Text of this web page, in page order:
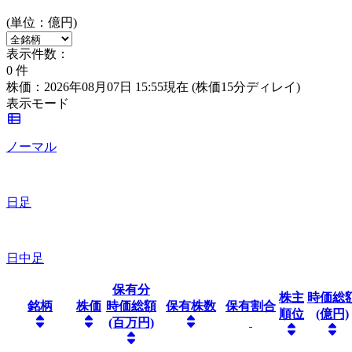
(単位：億円)
表示件数：
0 件
株価：2026年08月07日 15:55現在 (株価15分ディレイ)
表示モード
ノーマル
日足
日中足
銘柄 株価
保有分
時価総額
(百万円)
保有株数 保有割合
株主
順位
時価総
(億円)